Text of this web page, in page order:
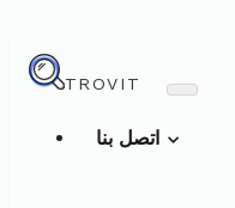
TROVIT